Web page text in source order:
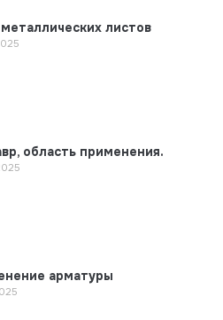
листов
область применения.
арматуры